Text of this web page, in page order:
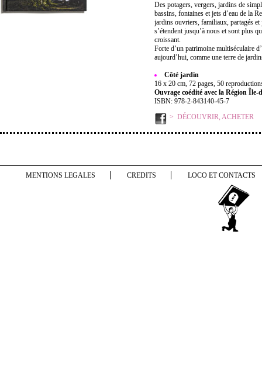
Des potagers, vergers, jardins de
bassins, fontaines et jets d’eau de la
jardins ouvriers, familiaux, partagés
s’étendent jusqu’à nous et sont plus
croissant.
Forte d’un patrimoine multiséculaire
aujourd’hui, comme une terre de
Côté jardin
16 x 20 cm, 72 pages, 50
Ouvrage coédité avec la Région Île-
ISBN: 978-2-843140-45-7
DÉCOUVRIR, ACHETER
MENTIONS LEGALES CREDITS LOCO ET CONTACTS